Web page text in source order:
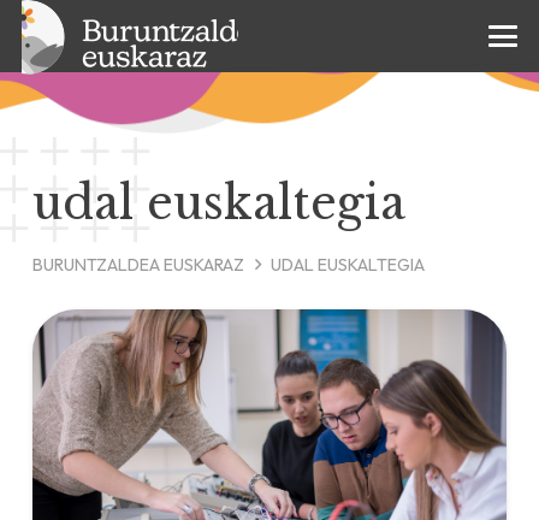
udal euskaltegia
BURUNTZALDEA EUSKARAZ UDAL EUSKALTEGIA